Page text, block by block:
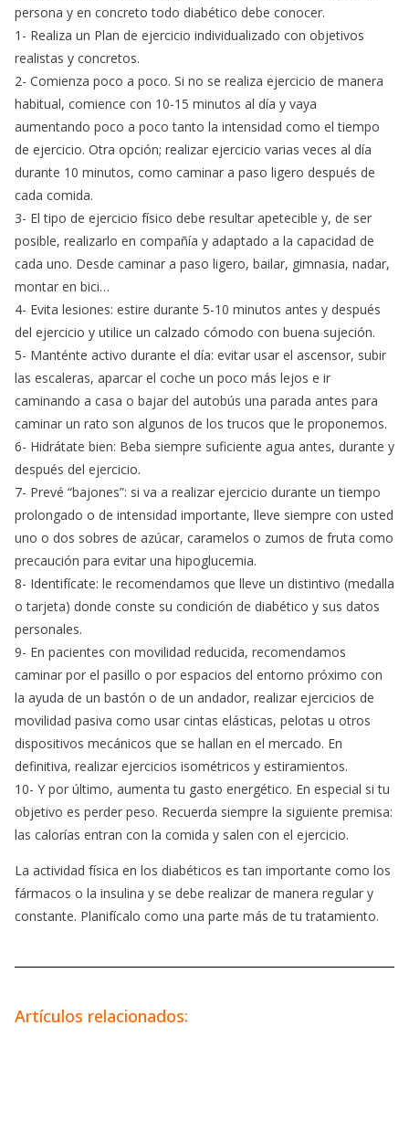
persona y en concreto todo diabético debe conocer.
1- Realiza un Plan de ejercicio individualizado con objetivos
realistas y concretos.
2- Comienza poco a poco. Si no se realiza ejercicio de manera
habitual, comience con 10-15 minutos al día y vaya
aumentando poco a poco tanto la intensidad como el tiempo
de ejercicio. Otra opción; realizar ejercicio varias veces al día
durante 10 minutos, como caminar a paso ligero después de
cada comida.
3- El tipo de ejercicio físico debe resultar apetecible y, de ser
posible, realizarlo en compañía y adaptado a la capacidad de
cada uno. Desde caminar a paso ligero, bailar, gimnasia, nadar,
montar en bici…
4- Evita lesiones: estire durante 5-10 minutos antes y después
del ejercicio y utilice un calzado cómodo con buena sujeción.
5- Manténte activo durante el día: evitar usar el ascensor, subir
las escaleras, aparcar el coche un poco más lejos e ir
caminando a casa o bajar del autobús una parada antes para
caminar un rato son algunos de los trucos que le proponemos.
6- Hidrátate bien: Beba siempre suficiente agua antes, durante y
después del ejercicio.
7- Prevé “bajones”: si va a realizar ejercicio durante un tiempo
prolongado o de intensidad importante, lleve siempre con usted
uno o dos sobres de azúcar, caramelos o zumos de fruta como
precaución para evitar una hipoglucemia.
8- Identifícate: le recomendamos que lleve un distintivo (medalla
o tarjeta) donde conste su condición de diabético y sus datos
personales.
9- En pacientes con movilidad reducida, recomendamos
caminar por el pasillo o por espacios del entorno próximo con
la ayuda de un bastón o de un andador, realizar ejercicios de
movilidad pasiva como usar cintas elásticas, pelotas u otros
dispositivos mecánicos que se hallan en el mercado. En
definitiva, realizar ejercicios isométricos y estiramientos.
10- Y por último, aumenta tu gasto energético. En especial si tu
objetivo es perder peso. Recuerda siempre la siguiente premisa:
las calorías entran con la comida y salen con el ejercicio.
La actividad física en los diabéticos es tan importante como los
fármacos o la insulina y se debe realizar de manera regular y
constante. Planifícalo como una parte más de tu tratamiento.
Artículos relacionados: